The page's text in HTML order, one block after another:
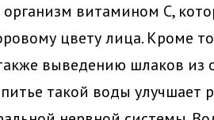
витамином С,
цвету лица. Кроме
выведению шлаков из
такой воды улучшает